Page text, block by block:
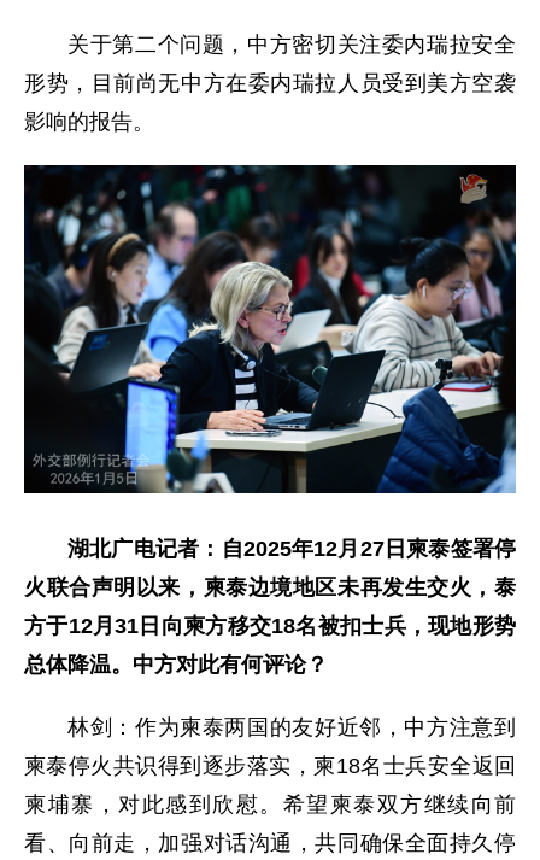
关于第二个问题，中方密切关注委内瑞拉安全
形势，目前尚无中方在委内瑞拉人员受到美方空袭
影响的报告。
湖北广电记者：自2025年12月27日柬泰签署停
火联合声明以来，柬泰边境地区未再发生交火，泰
方于12月31日向柬方移交18名被扣士兵，现地形势
总体降温。中方对此有何评论？
林剑：作为柬泰两国的友好近邻，中方注意到
柬泰停火共识得到逐步落实，柬18名士兵安全返回
柬埔寨，对此感到欣慰。希望柬泰双方继续向前
看、向前走，加强对话沟通，共同确保全面持久停